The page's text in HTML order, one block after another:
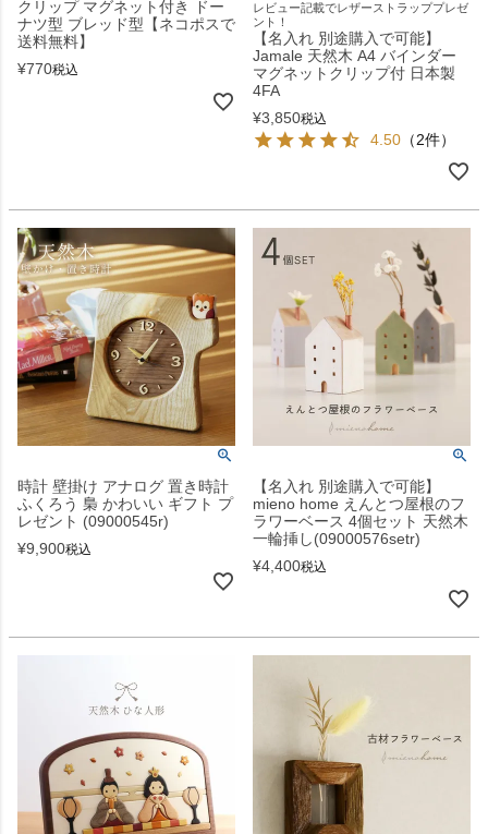
クリップ マグネット付き ドー
ナツ型 ブレッド型【ネコポスで
送料無料】
¥770税込
レビュー記載でレザーストラッププレゼ
ント！
【名入れ 別途購入で可能】
Jamale 天然木 A4 バインダー
マグネットクリップ付 日本製
4FA
¥3,850税込
4.50 （2件）
時計 壁掛け アナログ 置き時計
ふくろう 梟 かわいい ギフト プ
レゼント (09000545r)
¥9,900税込
【名入れ 別途購入で可能】
mieno home えんとつ屋根のフ
ラワーベース 4個セット 天然木
一輪挿し(09000576setr)
¥4,400税込